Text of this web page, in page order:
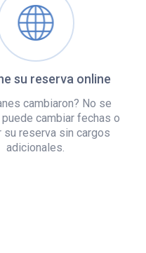
su reserva online
cambiaron? No se
cambiar fechas o
su reserva sin cargos
adicionales.